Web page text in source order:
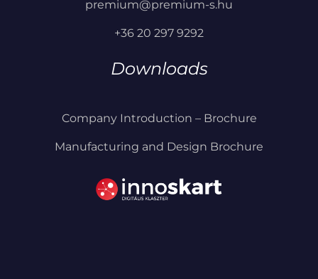
premium@premium-s.hu
+36 20 297 9292
Downloads
Company Introduction – Brochure
Manufacturing and Design Brochure